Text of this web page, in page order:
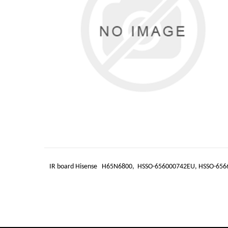
IR board Hisense H65N6800, HSSO-656000742EU, HSSO-